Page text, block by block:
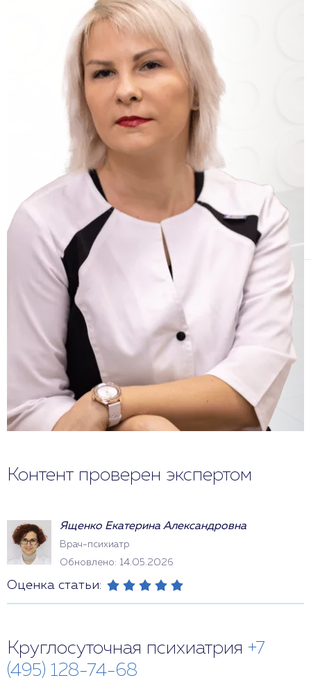
Контент проверен экспертом
Ященко Екатерина Александровна
Врач-психиатр
Обновлено: 14.05.2026
Оценка статьи:
Круглосуточная психиатрия +7
(495) 128-74-68